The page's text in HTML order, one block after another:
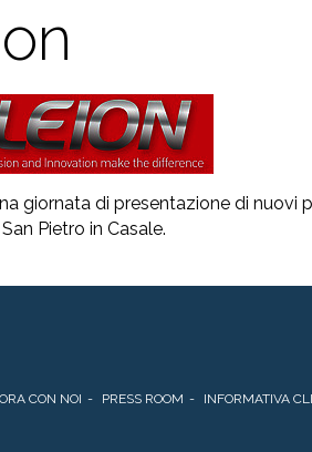
giornata di presentazione di nuovi
Pietro in Casale.
CON NOI PRESS ROOM INFORMATIVA